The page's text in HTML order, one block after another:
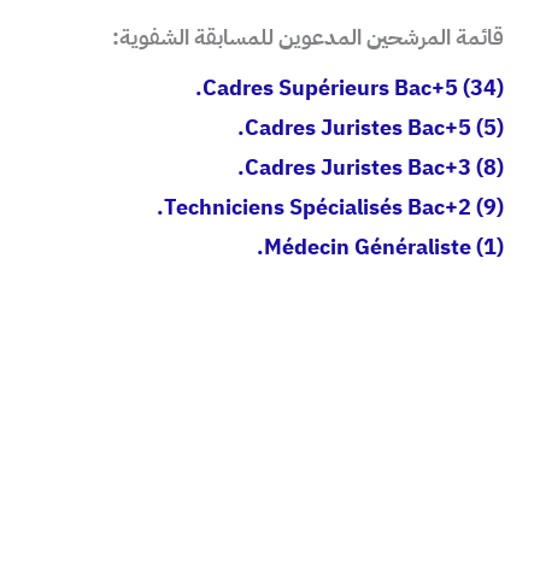
قائمة المرشحين المدعوين للمسابقة الشفوية:
(34) Cadres Supérieurs Bac+5.
(5) Cadres Juristes Bac+5.
(8) Cadres Juristes Bac+3.
(9) Techniciens Spécialisés Bac+2.
(1) Médecin Généraliste.